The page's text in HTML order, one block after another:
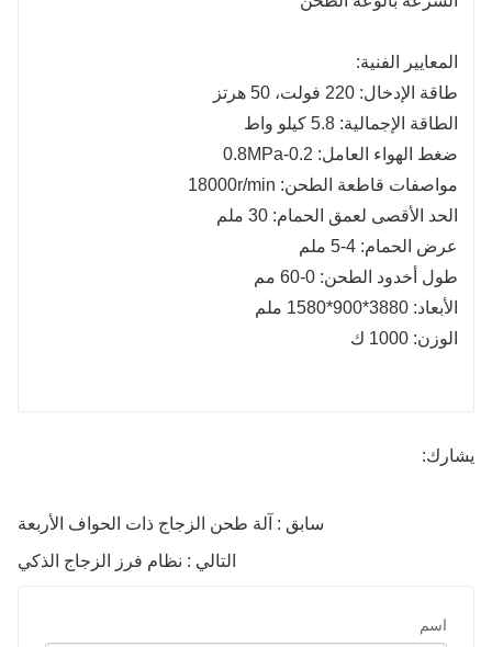
المعايير الفنية:
طاقة الإدخال: 220 فولت، 50 هرتز
الطاقة الإجمالية: 5.8 كيلو واط
ضغط الهواء العامل: 0.2-0.8MPa
مواصفات قاطعة الطحن: 18000r/min
الحد الأقصى لعمق الحمام: 30 ملم
عرض الحمام: 4-5 ملم
طول أخدود الطحن: 0-60 مم
الأبعاد: 3880*900*1580 ملم
الوزن: 1000 ك
يشارك:
سابق : آلة طحن الزجاج ذات الحواف الأربعة
التالي : نظام فرز الزجاج الذكي
اسم